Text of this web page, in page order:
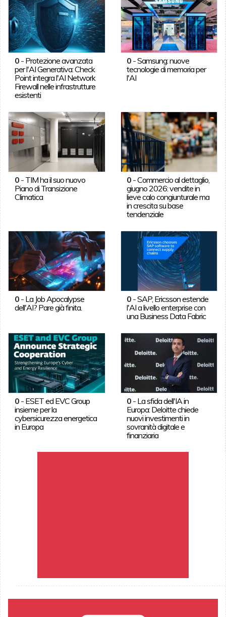
0- Protezione avanzata
per l'AI Generativa: Check
Point integra l'AI Network
Firewall nelle infrastrutture
esistenti
0 -Samsung: nuove
tecnologie di memoria per
l'AI
0- TIM ha il suo nuovo
Piano di Transizione
Climatica
0 -Commercio al dettaglio,
giugno 2026: vendite in
lieve calo congiunturale ma
in crescita su base
tendenziale
0- La Job Apocalypse
dell'AI? Pare già finita.
0 -SAP, Ericsson estende
l'AI a livello enterprise con
una Business Data Fabric
0- ESET ed EVC Group
insieme per la
cybersicurezza energetica
in Europa
0 - La sfida dell'IA in
Europa: Deloitte chiede
nuovi investimenti in
sovranità digitale e
finanziaria